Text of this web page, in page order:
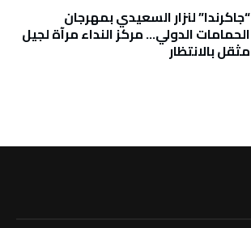
“جاكرندا” لنزار السعيدي بمهرجان
الحمامات الدولي… مركز النداء مرآة لجيل
مثقل بالانتظار